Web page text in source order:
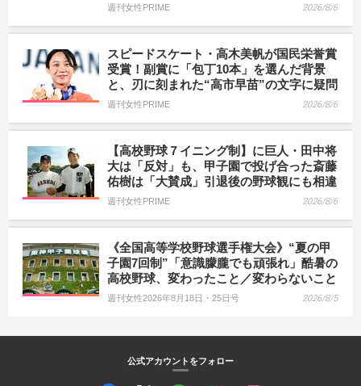
週刊女性PRIME 2026/8/6
スピードスケート・高木美帆が国民栄誉賞
受賞！副賞に「包丁10本」を選んだ背景
と、刃に刻まれた“高市早苗”の文字に疑問
週刊女性PRIME 2026/8/6
【高校野球７イニング制】に巨人・田中将
大は「反対」も、甲子園で投げ合った斎藤
佑樹は「大賛成」引退後の野球観にも相違
週刊女性PRIME 2026/8/6
《全国高等学校野球選手権大会》“夏の甲
子園7回制”「意識朦朧でも頑張れ」酷暑の
高校野球、変わったこと／変わらないこと
週刊女性2026年8月18日・25日号 2026/8/5
公式アカウントをフォロー